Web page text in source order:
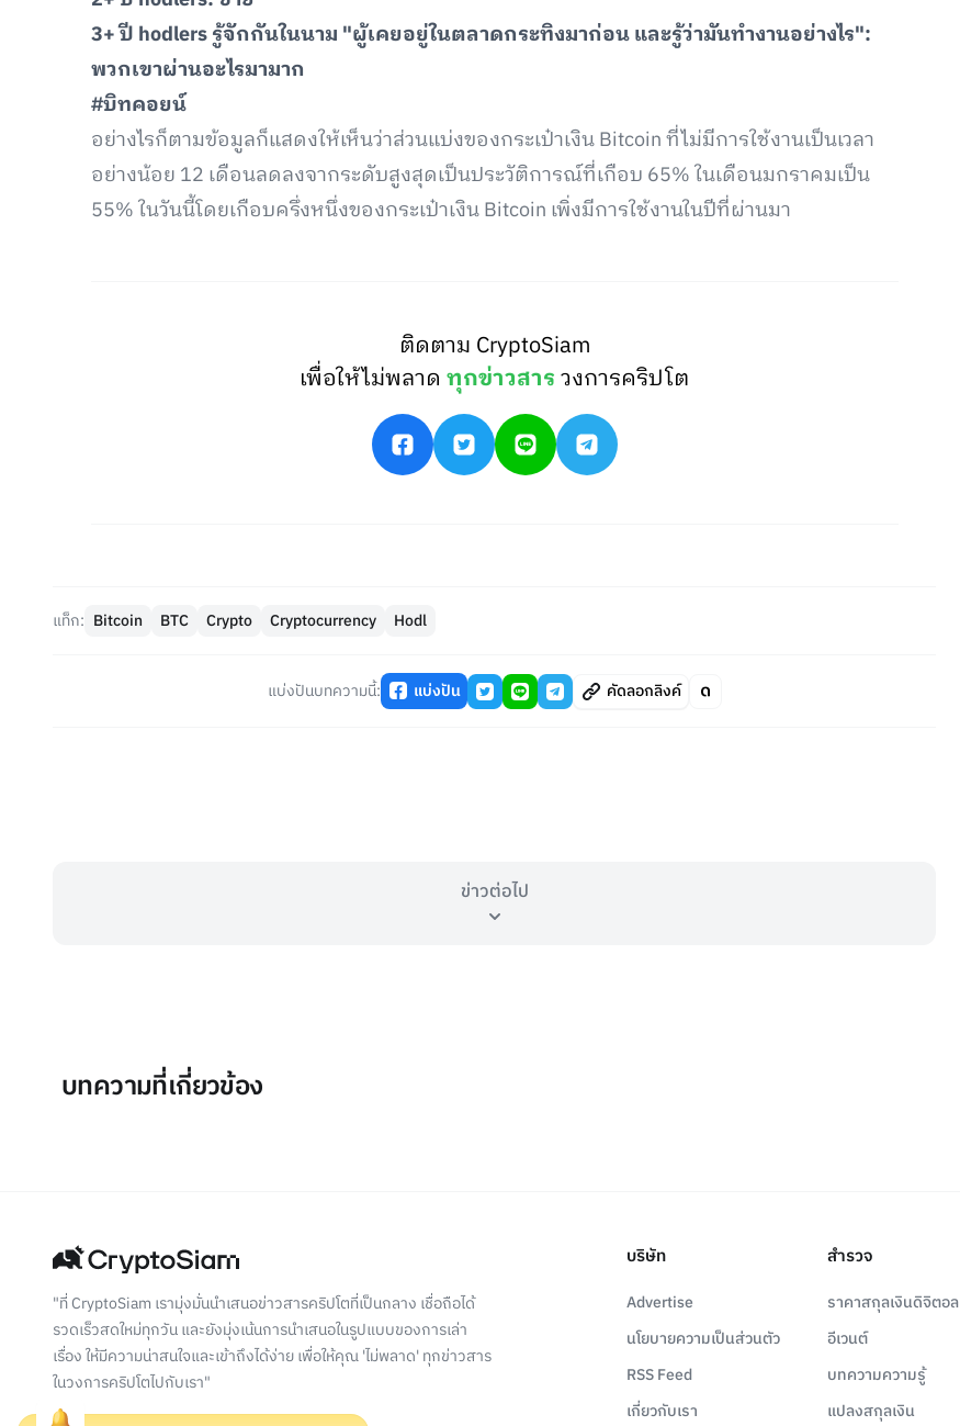
3+ ปี hodlers รู้จักกันในนาม "ผู้เคยอยู่ในตลาดกระทิงมาก่อน และรู้ว่ามันทำงานอย่างไร":
พวกเขาผ่านอะไรมามาก
#บิทคอยน์
อย่างไรก็ตามข้อมูลก็แสดงให้เห็นว่าส่วนแบ่งของกระเป๋าเงิน Bitcoin ที่ไม่มีการใช้งานเป็นเวลา
อย่างน้อย 12 เดือนลดลงจากระดับสูงสุดเป็นประวัติการณ์ที่เกือบ 65% ในเดือนมกราคมเป็น
55% ในวันนี้โดยเกือบครึ่งหนึ่งของกระเป๋าเงิน Bitcoin เพิ่งมีการใช้งานในปีที่ผ่านมา
ติดตาม CryptoSiam
เพื่อให้ไม่พลาดทุกข่าวสารวงการคริปโต
แท็ก: Bitcoin BTC Crypto Cryptocurrency Hodl
แบ่งปันบทความนี้: แบ่งปัน คัดลอกลิงค์
ข่าวต่อไป
บทความที่เกี่ยวข้อง
"ที่ CryptoSiam เรามุ่งมั่นนำเสนอข่าวสารคริปโตที่เป็นกลาง เชื่อถือได้
รวดเร็วสดใหม่ทุกวัน และยังมุ่งเน้นการนำเสนอในรูปแบบของการเล่า
เรื่อง ให้มีความน่าสนใจและเข้าถึงได้ง่าย เพื่อให้คุณ 'ไม่พลาด' ทุกข่าวสาร
ในวงการคริปโตไปกับเรา"
บริษัท
Advertise
นโยบายความเป็นส่วนตัว
RSS Feed
เกี่ยวกับเรา
สำรวจ
ราคาสกุลเงินดิจิตอล
อีเวนต์
บทความความรู้
แปลงสกุลเงิน